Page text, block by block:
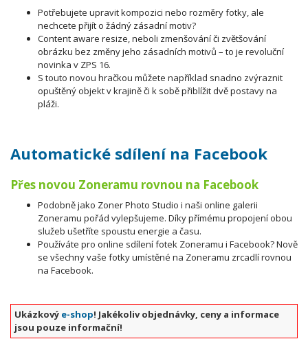
Potřebujete upravit kompozici nebo rozměry fotky, ale
nechcete přijít o žádný zásadní motiv?
Content aware resize, neboli zmenšování či zvětšování
obrázku bez změny jeho zásadních motivů – to je revoluční
novinka v ZPS 16.
S touto novou hračkou můžete například snadno zvýraznit
opuštěný objekt v krajině či k sobě přiblížit dvě postavy na
pláži.
Automatické sdílení na Facebook
Přes novou Zoneramu rovnou na Facebook
Podobně jako Zoner Photo Studio i naši online galerii
Zoneramu pořád vylepšujeme. Díky přímému propojení obou
služeb ušetříte spoustu energie a času.
Používáte pro online sdílení fotek Zoneramu i Facebook? Nově
se všechny vaše fotky umístěné na Zoneramu zrcadlí rovnou
na Facebook.
Ukázkový e-shop! Jakékoliv objednávky, ceny a informace
jsou pouze informační!